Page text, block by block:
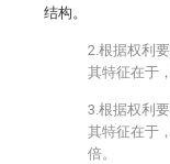
结构。
2.根据权利
其特征在于
3.根据权利
其特征在于
倍。